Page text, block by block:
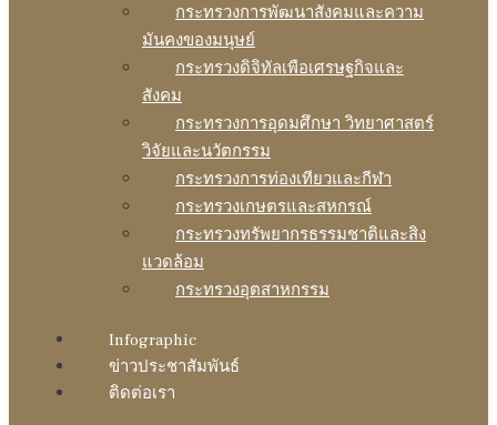
กระทรวงการพัฒนาสังคมและความ
มันคงของมนุษย์
กระทรวงดิจิทัลเพือเศรษฐกิจและ
สังคม
กระทรวงการอุดมศึกษา วิทยาศาสตร์
วิจัยและนวัตกรรม
กระทรวงการท่องเทียวและกีฬา
กระทรวงเกษตรและสหกรณ์
กระทรวงทรัพยากรธรรมชาติและสิง
แวดล้อม
กระทรวงอุตสาหกรรม
Infographic
ข่าวประชาสัมพันธ์
ติดต่อเรา